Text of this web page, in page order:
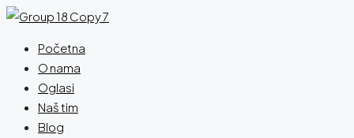
Početna
O nama
Oglasi
Naš tim
Blog